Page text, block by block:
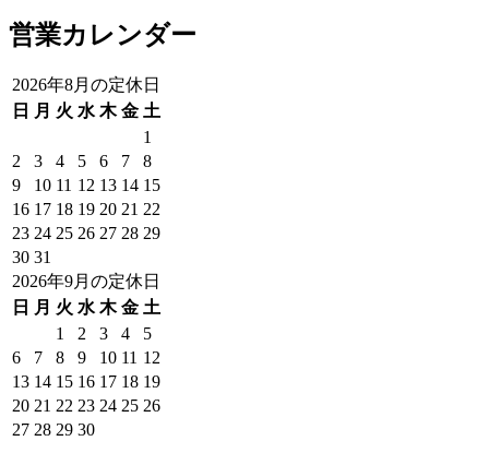
営業カレンダー
2026年8月の定休日
日
月 火 水 木 金 土
1
2
3 4 5 6 7
8
9
10 11 12 13 14 15
16 17 18 19 20 21 22
23 24 25 26 27 28 29
30 31
2026年9月の定休日
日
月 火 水 木 金 土
1
2 3 4
5
6
7 8 9 10 11 12
13 14 15 16 17 18 19
20 21 22 23 24 25 26
27 28 29 30